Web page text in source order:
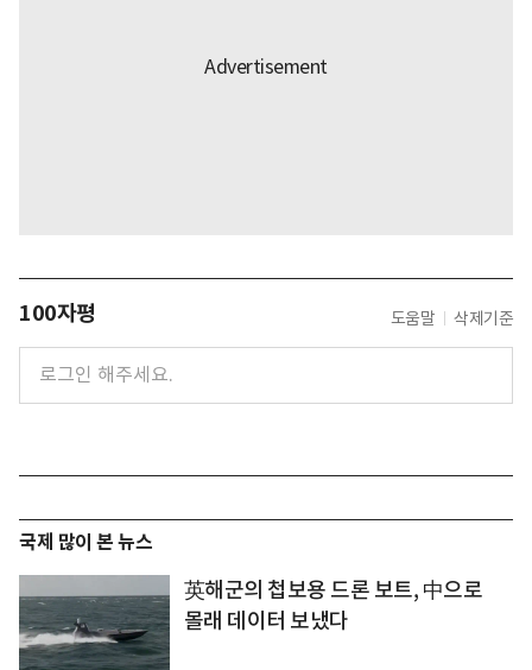
100자평 도움말 삭제기준
국제 많이 본 뉴스
英해군의 첩보용 드론 보트, 中으로
몰래 데이터 보냈다